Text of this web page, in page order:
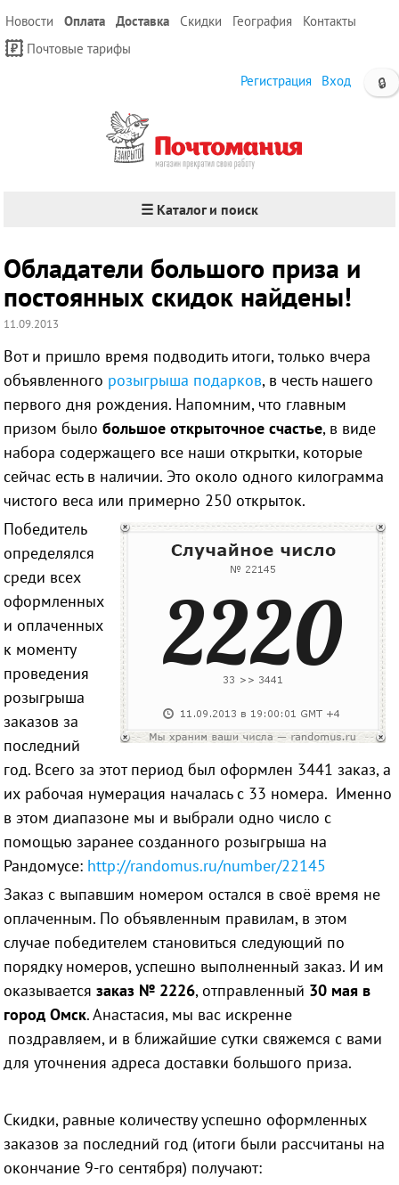
Новости Оплата Доставка Скидки География
Контакты
Почтовые тарифы
🔒
Регистрация Вход
☰ Каталог и поиск
Обладатели большого приза и
постоянных скидок найдены!
11.09.2013
Вот и пришло время подводить итоги, только вчера
объявленного розыгрыша подарков, в честь нашего
первого дня рождения. Напомним, что главным
призом былобольшое открыточное счастье, в виде
набора содержащего все наши открытки, которые
сейчас есть в наличии. Это около одного килограмма
чистого веса или примерно 250 открыток.
Победитель
определялся
среди всех
оформленных
и оплаченных
к моменту
проведения
розыгрыша
заказов за
последний
год. Всего за этот период был оформлен 3441 заказ, а
их рабочая нумерация началась с 33 номера. Именно
в этом диапазоне мы и выбрали одно число с
помощью заранее созданного розыгрыша на
Рандомусе: http://randomus.ru/number/22145
Заказ с выпавшим номером остался в своё время не
оплаченным. По объявленным правилам, в этом
случае победителем становиться следующий по
порядку номеров, успешно выполненный заказ. И им
оказываетсязаказ № 2226, отправленный 30 мая в
город Омск. Анастасия, мы вас искренне
поздравляем, и в ближайшие сутки свяжемся с вами
для уточнения адреса доставки большого приза.
Скидки, равные количеству успешно оформленных
заказов за последний год (итоги были рассчитаны на
окончание 9-го сентября) получают: